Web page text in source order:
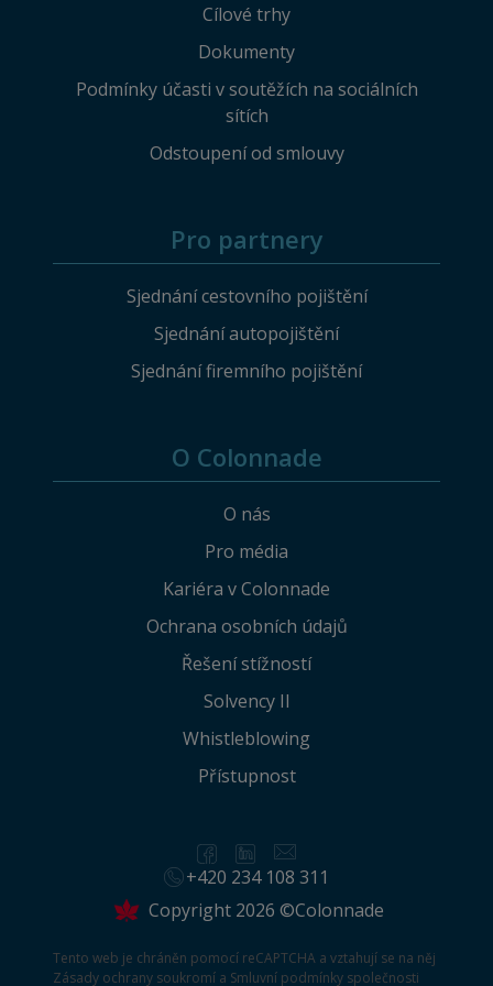
Cílové trhy
Dokumenty
Podmínky účasti v soutěžích na sociálních
sítích
Odstoupení od smlouvy
Pro partnery
Sjednání cestovního pojištění
Sjednání autopojištění
Sjednání firemního pojištění
O Colonnade
O nás
Pro média
Kariéra v Colonnade
Ochrana osobních údajů
Řešení stížností
Solvency II
Whistleblowing
Přístupnost
Copyright 2026 ©Colonnade
+420 234 108 311
Tento web je chráněn pomocí reCAPTCHA a vztahují se na něj
Zásady ochrany soukromí a Smluvní podmínky společnosti